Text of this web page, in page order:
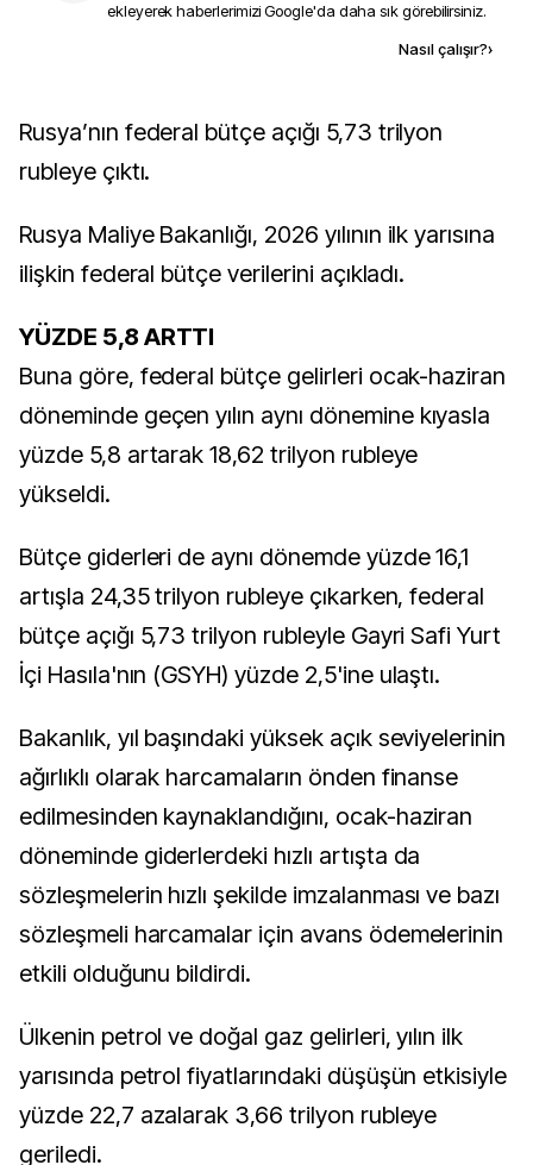
ekleyerek haberlerimizi Google'da daha sık görebilirsiniz.
Nasıl çalışır?›
Rusya’nın federal bütçe açığı 5,73 trilyon
rubleye çıktı.
Rusya Maliye Bakanlığı, 2026 yılının ilk yarısına
ilişkin federal bütçe verilerini açıkladı.
YÜZDE 5,8 ARTTI
Buna göre, federal bütçe gelirleri ocak-haziran
döneminde geçen yılın aynı dönemine kıyasla
yüzde 5,8 artarak 18,62 trilyon rubleye
yükseldi.
Bütçe giderleri de aynı dönemde yüzde 16,1
artışla 24,35 trilyon rubleye çıkarken, federal
bütçe açığı 5,73 trilyon rubleyle Gayri Safi Yurt
İçi Hasıla'nın (GSYH) yüzde 2,5'ine ulaştı.
Bakanlık, yıl başındaki yüksek açık seviyelerinin
ağırlıklı olarak harcamaların önden finanse
edilmesinden kaynaklandığını, ocak-haziran
döneminde giderlerdeki hızlı artışta da
sözleşmelerin hızlı şekilde imzalanması ve bazı
sözleşmeli harcamalar için avans ödemelerinin
etkili olduğunu bildirdi.
Ülkenin petrol ve doğal gaz gelirleri, yılın ilk
yarısında petrol fiyatlarındaki düşüşün etkisiyle
yüzde 22,7 azalarak 3,66 trilyon rubleye
geriledi.